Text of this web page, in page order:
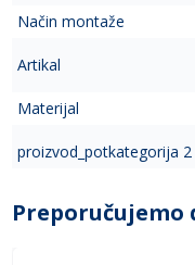
Način montaže
Artikal
Materijal
proizvod_potkategorija 2
Preporučujemo